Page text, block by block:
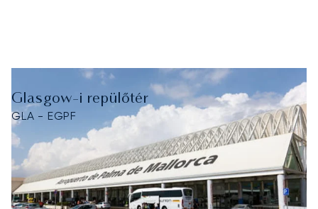
Glasgow-i repülőtér
GLA - EGPF